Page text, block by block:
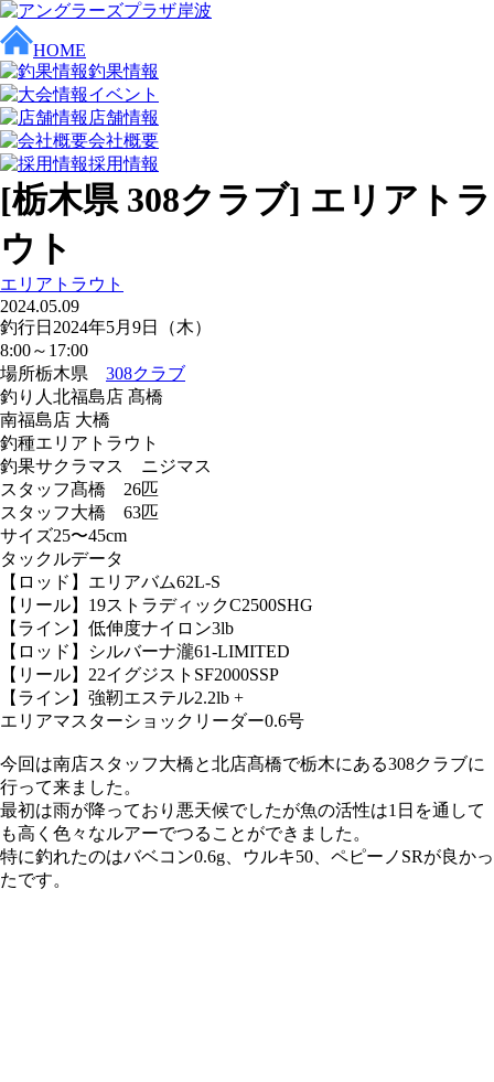
HOME
釣果情報
イベント
店舗情報
会社概要
採用情報
[栃木県 308クラブ] エリアトラ
ウト
エリアトラウト
2024.05.09
釣行日 2024年5月9日（木）
8:00～17:00
場所栃木県 308クラブ
釣り人 北福島店 髙橋
南福島店 大橋
釣種エリアトラウト
釣果サクラマス ニジマス
スタッフ髙橋 26匹
スタッフ大橋 63匹
サイズ25〜45cm
タックルデータ
【ロッド】エリアバム62L-S
【リール】19ストラディックC2500SHG
【ライン】低伸度ナイロン3lb
【ロッド】シルバーナ瀧61-LIMITED
【リール】22イグジストSF2000SSP
【ライン】強靭エステル2.2lb +
エリアマスターショックリーダー0.6号
今回は南店スタッフ大橋と北店髙橋で栃木にある308クラブに
行って来ました。
最初は雨が降っており悪天候でしたが魚の活性は1日を通して
も高く色々なルアーでつることができました。
特に釣れたのはバベコン0.6g、ウルキ50、ペピーノSRが良かっ
たです。